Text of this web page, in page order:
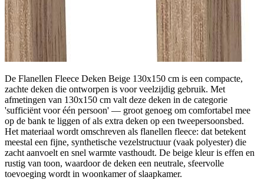
De Flanellen Fleece Deken Beige 130x150 cm is een compacte,
zachte deken die ontworpen is voor veelzijdig gebruik. Met
afmetingen van 130x150 cm valt deze deken in de categorie
'sufficiënt voor één persoon' — groot genoeg om comfortabel mee
op de bank te liggen of als extra deken op een tweepersoonsbed.
Het materiaal wordt omschreven als flanellen fleece: dat betekent
meestal een fijne, synthetische vezelstructuur (vaak polyester) die
zacht aanvoelt en snel warmte vasthoudt. De beige kleur is effen en
rustig van toon, waardoor de deken een neutrale, sfeervolle
toevoeging wordt in woonkamer of slaapkamer.